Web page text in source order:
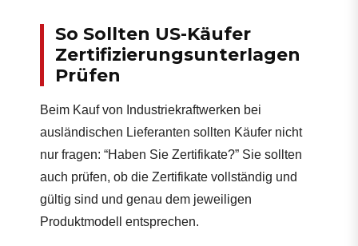
So Sollten US-Käufer
Zertifizierungsunterlagen
Prüfen
Beim Kauf von Industriekraftwerken bei
ausländischen Lieferanten sollten Käufer nicht
nur fragen: “Haben Sie Zertifikate?” Sie sollten
auch prüfen, ob die Zertifikate vollständig und
gültig sind und genau dem jeweiligen
Produktmodell entsprechen.